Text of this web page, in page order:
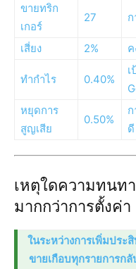
ขายทริก
เกอร์
27
เสี่ยง 2%
ทำกำไร 0.40%
หยุดการ
สูญเสีย
0.50%
ดี
เหตุใดความทนท
มากกว่าการตั้งค่า
ในระหว่างการเพิ่มปร
ขายเกือบทุกรายการกลั